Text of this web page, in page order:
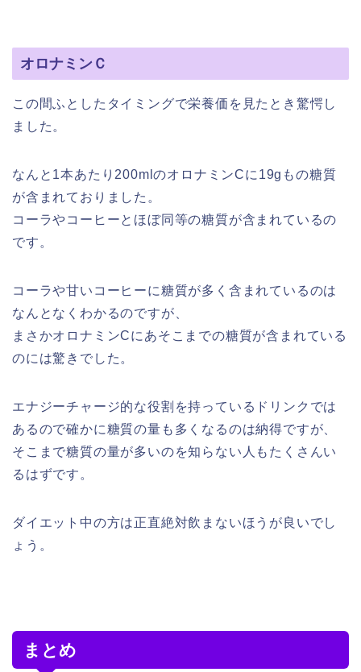
オロナミンＣ
この間ふとしたタイミングで栄養価を見たとき驚愕し
ました。
なんと1本あたり200mlのオロナミンCに19gもの糖質
が含まれておりました。
コーラやコーヒーとほぼ同等の糖質が含まれているの
です。
コーラや甘いコーヒーに糖質が多く含まれているのは
なんとなくわかるのですが、
まさかオロナミンCにあそこまでの糖質が含まれている
のには驚きでした。
エナジーチャージ的な役割を持っているドリンクでは
あるので確かに糖質の量も多くなるのは納得ですが、
そこまで糖質の量が多いのを知らない人もたくさんい
るはずです。
ダイエット中の方は正直絶対飲まないほうが良いでし
ょう。
まとめ